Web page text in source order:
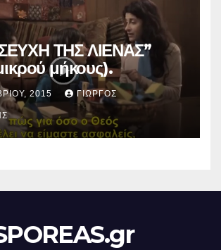
ΤΗΣ ΛΙΕΝΑΣ”
μήκους).
2015 ΓΙΏΡΓΟΣ